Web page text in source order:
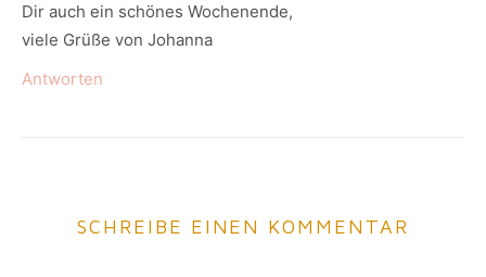
Dir auch ein schönes Wochenende,
viele Grüße von Johanna
Antworten
SCHREIBE EINEN KOMMENTAR